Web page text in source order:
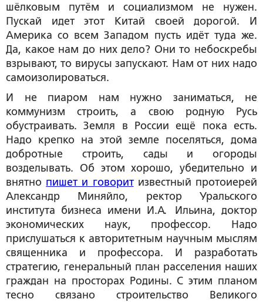
шёлковым путём и социализмом не нужен.
Пускай идет этот Китай своей дорогой. И
Америка со всем Западом пусть идёт туда же.
Да, какое нам до них дело? Они то небоскребы
взрывают, то вирусы запускают. Нам от них надо
самоизолироваться.
И не пиаром нам нужно заниматься, не
коммунизм строить, а свою родную Русь
обустраивать. Земля в России ещё пока есть.
Надо крепко на этой земле поселяться, дома
добротные строить, сады и огороды
возделывать. Об этом хорошо, убедительно и
внятно пишет и говоритизвестный протоиерей
Александр Миняйло, ректор Уральского
института бизнеса имени И.А. Ильина, доктор
экономических наук, профессор. Надо
прислушаться к авторитетным научным мыслям
священника и профессора. И разработать
стратегию, генеральный план расселения наших
граждан на просторах Родины. С этим планом
тесно связано строительство Великого